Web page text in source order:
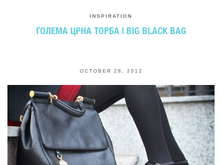
INSPIRATION
ГОЛЕМА ЦРНА ТОРБА | BIG BLACK BAG
OCTOBER 28, 2012